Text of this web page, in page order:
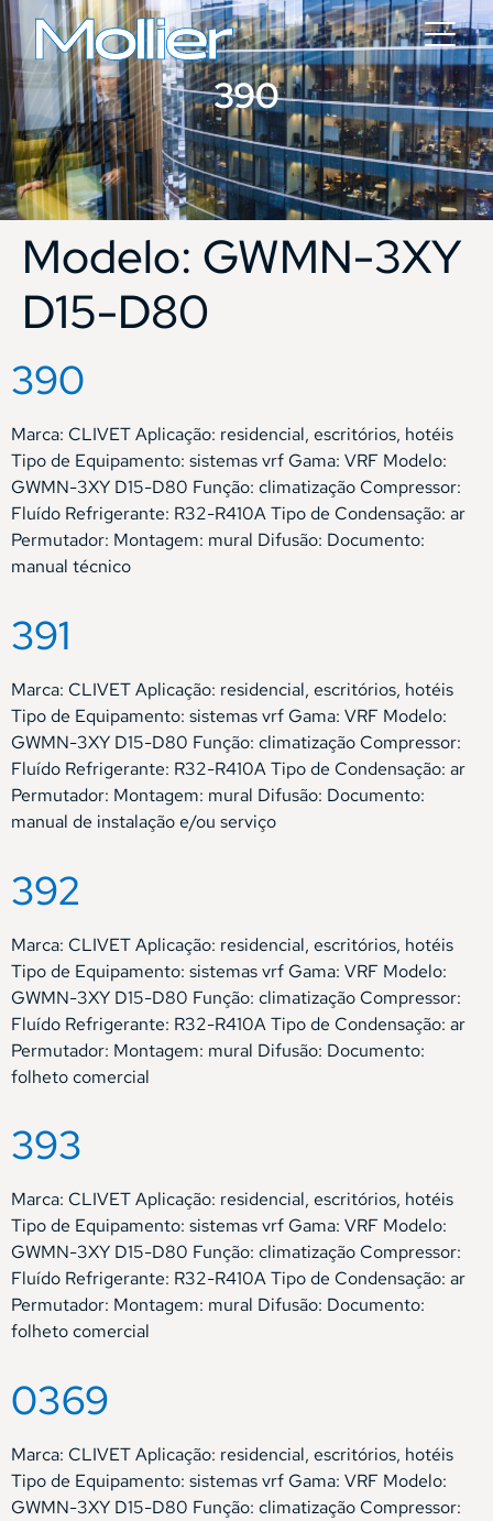
390
Modelo: GWMN-3XY
D15-D80
390
Marca: CLIVET Aplicação: residencial, escritórios, hotéis
Tipo de Equipamento: sistemas vrf Gama: VRF Modelo:
GWMN-3XY D15-D80 Função: climatização Compressor:
Fluído Refrigerante: R32-R410A Tipo de Condensação: ar
Permutador: Montagem: mural Difusão: Documento:
manual técnico
391
Marca: CLIVET Aplicação: residencial, escritórios, hotéis
Tipo de Equipamento: sistemas vrf Gama: VRF Modelo:
GWMN-3XY D15-D80 Função: climatização Compressor:
Fluído Refrigerante: R32-R410A Tipo de Condensação: ar
Permutador: Montagem: mural Difusão: Documento:
manual de instalação e/ou serviço
392
Marca: CLIVET Aplicação: residencial, escritórios, hotéis
Tipo de Equipamento: sistemas vrf Gama: VRF Modelo:
GWMN-3XY D15-D80 Função: climatização Compressor:
Fluído Refrigerante: R32-R410A Tipo de Condensação: ar
Permutador: Montagem: mural Difusão: Documento:
folheto comercial
393
Marca: CLIVET Aplicação: residencial, escritórios, hotéis
Tipo de Equipamento: sistemas vrf Gama: VRF Modelo:
GWMN-3XY D15-D80 Função: climatização Compressor:
Fluído Refrigerante: R32-R410A Tipo de Condensação: ar
Permutador: Montagem: mural Difusão: Documento:
folheto comercial
0369
Marca: CLIVET Aplicação: residencial, escritórios, hotéis
Tipo de Equipamento: sistemas vrf Gama: VRF Modelo:
GWMN-3XY D15-D80 Função: climatização Compressor: